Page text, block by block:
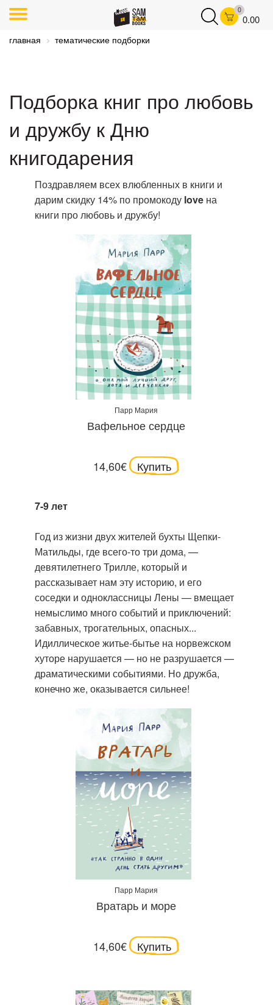
0
0.00
главная тематические подборки
Подборка книг про любовь
и дружбу к Дню
книгодарения
Поздравляем всех влюбленных в книги и
дарим скидку 14% по промокоду loveна
книги про любовь и дружбу!
Парр Мария
Вафельное сердце
14,60€ Купить
7-9 лет
Год из жизни двух жителей бухты Щепки-
Матильды, где всего-то три дома, —
девятилетнего Трилле, который и
рассказывает нам эту историю, и его
соседки и одноклассницы Лены — вмещает
немыслимо много событий и приключений:
забавных, трогательных, опасных...
Идиллическое житье-бытье на норвежском
хуторе нарушается — но не разрушается —
драматическими событиями. Но дружба,
конечно же, оказывается сильнее!
Парр Мария
Вратарь и море
14,60€ Купить